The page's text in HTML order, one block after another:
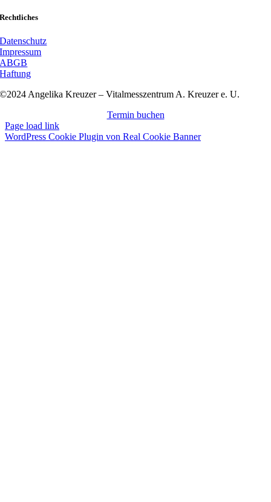
Rechtliches
Datenschutz
Impressum
ABGB
Haftung
©2024 Angelika Kreuzer – Vitalmesszentrum A. Kreuzer e. U.
Termin buchen
Page load link
WordPress Cookie Plugin von Real Cookie Banner